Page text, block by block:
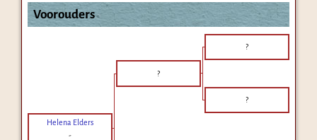
Voorouders
?
?
?
Helena Elders
-